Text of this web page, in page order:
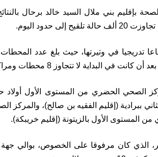
بإقليم بني ملال السيد خالد برحال
حدود اليوم.
البداية لا تتجاوز 8 محطات ومراكز صحية.
الصحي الحضري من المستوى الأول أولاد
المستوى الأول بالزيتونة (إقليم خريبكة).
الذي كان مرفوقا على الخصوص، بوالي